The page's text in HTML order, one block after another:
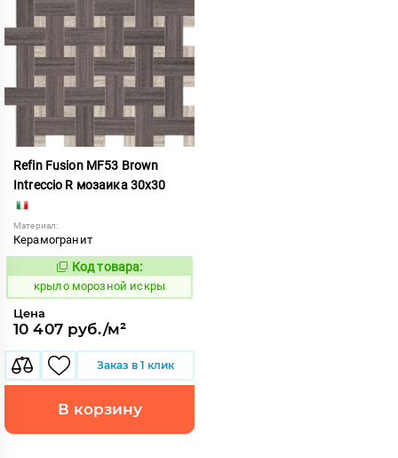
Refin Fusion MF53 Brown
Intreccio R мозаика 30x30
Материал:
Керамогранит
835534
Код товара:
крыло морозной искры
Цена
10 407 руб./м²
Заказ в 1 клик
В корзину